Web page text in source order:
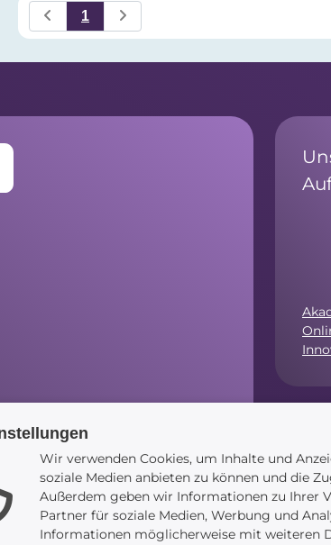
1
15.00 Uhr)
Wir verwenden Cookies, um Inhalte und
soziale Medien anbieten zu können und die
Außerdem geben wir Informationen zu Ihrer
Partner für soziale Medien, Werbung und
Informationen möglicherweise mit weiteren